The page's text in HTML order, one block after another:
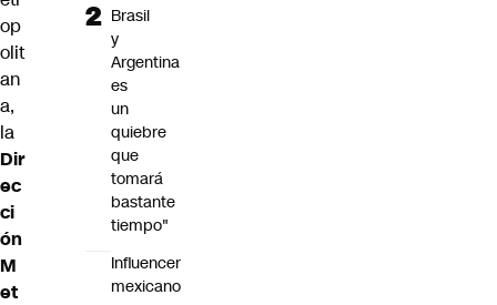
op
olit
an
a,
la
Dir
ec
ci
ón
M
et
Brasil
y
Argentina
es
un
quiebre
que
tomará
bastante
tiempo"
Influencer
mexicano